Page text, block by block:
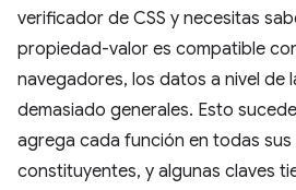
verificador de CSS y necesitas
propiedad-valor es compatible
navegadores, los datos a nivel de
demasiado generales. Esto
agrega cada función en todas sus
constituyentes, y algunas claves